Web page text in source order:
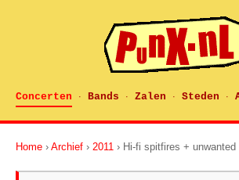
Concerten · Bands · Zalen · Steden ·
Home › Archief › 2011 › Hi-fi spitfires + unwanted